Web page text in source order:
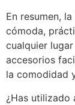
En resumen,
cómoda,
cualquier
accesorios
la comodidad
¿Has utilizado